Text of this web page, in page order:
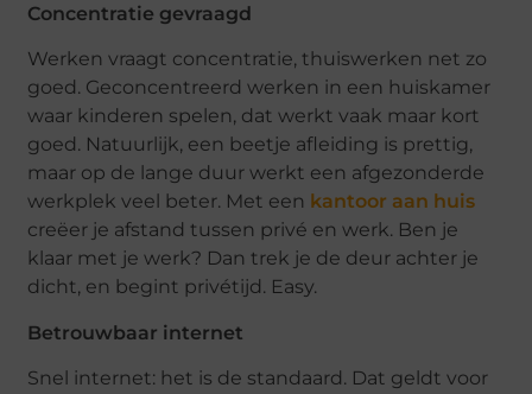
Concentratie gevraagd
Werken vraagt concentratie, thuiswerken net zo
goed. Geconcentreerd werken in een huiskamer
waar kinderen spelen, dat werkt vaak maar kort
goed. Natuurlijk, een beetje afleiding is prettig,
maar op de lange duur werkt een afgezonderde
werkplek veel beter. Met een kantoor aan huis
creëer je afstand tussen privé en werk. Ben je
klaar met je werk? Dan trek je de deur achter je
dicht, en begint privétijd. Easy.
Betrouwbaar internet
Snel internet: het is de standaard. Dat geldt voor